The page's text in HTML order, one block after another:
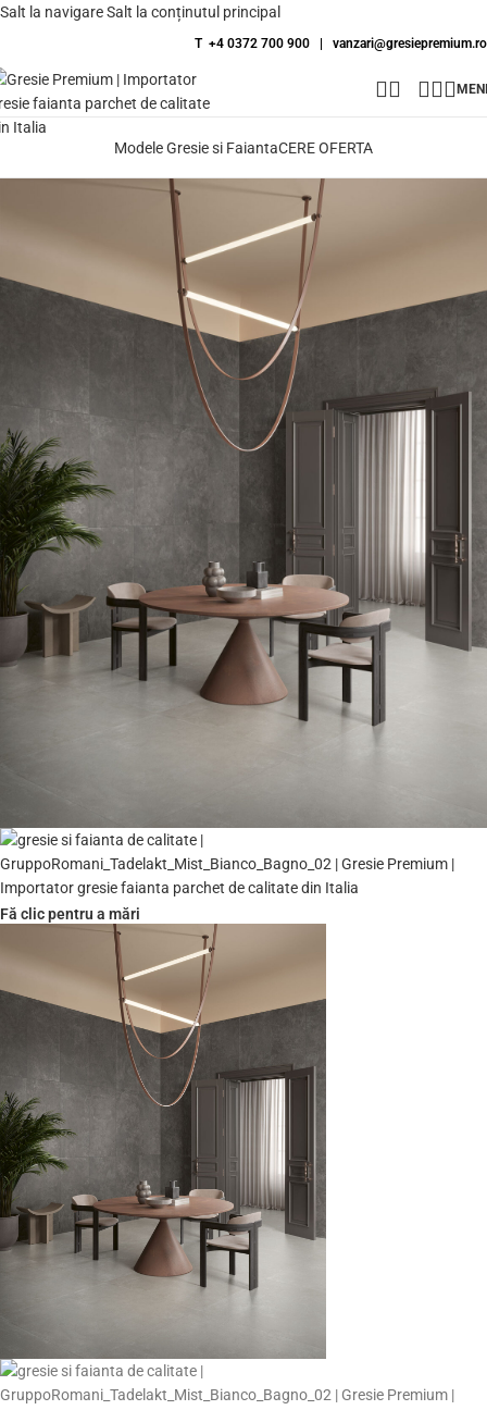
Salt la navigareSalt la conținutul principal
T +4 0372 700 900 | vanzari@gresiepremium.ro
Modele Gresie si FaiantaCERE OFERTA
Fă clic pentru a mări